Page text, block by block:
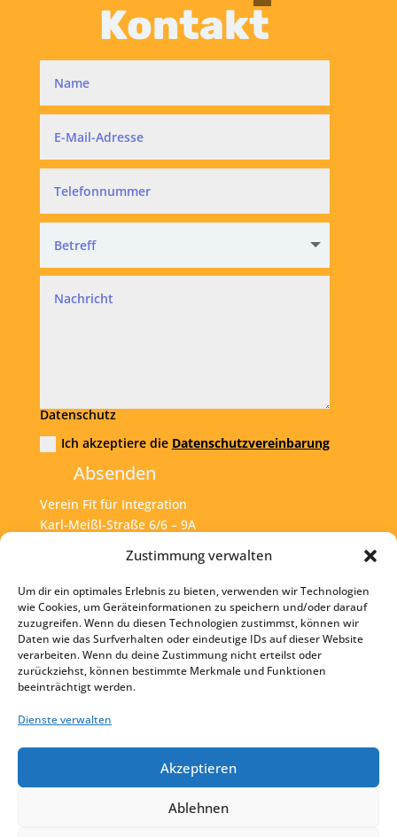
Zustimmung verwalten
Um dir ein optimales Erlebnis zu bieten, verwenden wir Technologien
wie Cookies, um Geräteinformationen zu speichern und/oder darauf
zuzugreifen. Wenn du diesen Technologien zustimmst, können wir
Daten wie das Surfverhalten oder eindeutige IDs auf dieser Website
verarbeiten. Wenn du deine Zustimmung nicht erteilst oder
zurückziehst, können bestimmte Merkmale und Funktionen
beeinträchtigt werden.
Dienste verwalten
Akzeptieren
Ablehnen
Kontakt
Datenschutz
Ich akzeptiere die Datenschutzvereinbarung
Absenden
Verein Fit für Integration
Karl-Meißl-Straße 6/6 – 9A
Tel:+43 1 925 77 46
Mail: office@fit4int.at
Startseite
Kontakt
Impressum